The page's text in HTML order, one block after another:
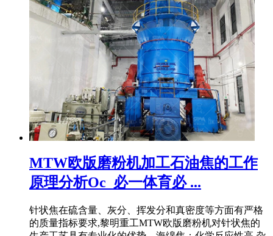
MTW欧版磨粉机加工石油焦的工作
原理分析Oc_必一体育必 ...
针状焦在硫含量、灰分、挥发分和真密度等方面有严格
的质量指标要求,黎明重工MTW欧版磨粉机对针状焦的